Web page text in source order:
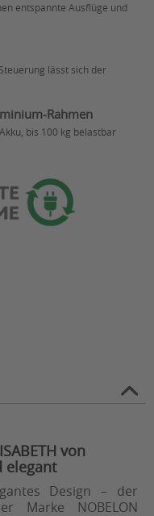
entspannte Ausflüge und
lässt sich der
Rahmen
bis 100 kg belastbar
von
elegant
Design – der
Marke NOBELON